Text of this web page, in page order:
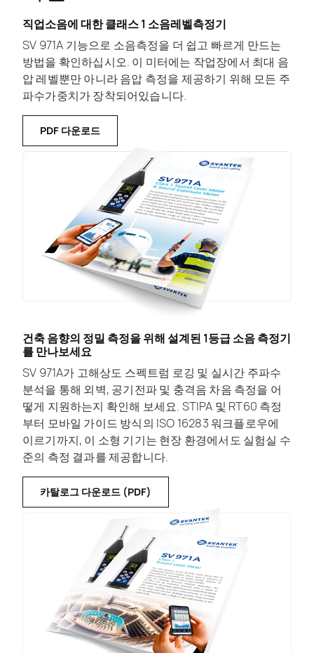
직업소음에 대한 클래스 1 소음레벨측정기
SV 971A 기능으로 소음측정을 더 쉽고 빠르게 만드는
방법을 확인하십시오. 이 미터에는 작업장에서 최대 음
압 레벨뿐만 아니라 음압 측정을 제공하기 위해 모든 주
파수가중치가 장착되어있습니다.
PDF 다운로드
건축 음향의 정밀 측정을 위해 설계된 1등급 소음 측정기
를 만나보세요
SV 971A가 고해상도 스펙트럼 로깅 및 실시간 주파수
분석을 통해 외벽, 공기전파 및 충격음 차음 측정을 어
떻게 지원하는지 확인해 보세요. STIPA 및 RT60 측정
부터 모바일 가이드 방식의 ISO 16283 워크플로우에
이르기까지, 이 소형 기기는 현장 환경에서도 실험실 수
준의 측정 결과를 제공합니다.
카탈로그 다운로드 (PDF)